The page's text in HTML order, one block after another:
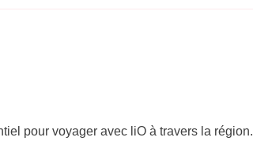
pour voyager avec liO à travers la région.